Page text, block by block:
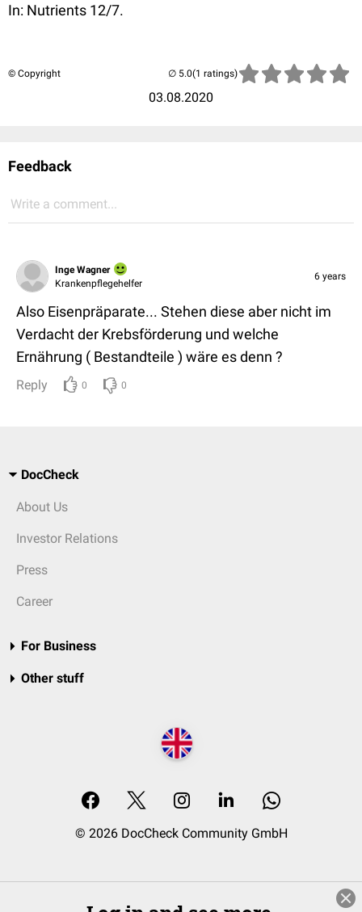
In: Nutrients 12/7.
© Copyright
03.08.2020
(1 ratings)
Feedback
Write a comment...
Inge Wagner
Krankenpflegehelfer
6 years
Also Eisenpräparate... Stehen diese aber nicht im
Verdacht der Krebsförderung und welche
Ernährung ( Bestandteile ) wäre es denn ?
Reply 0 0
DocCheck
About Us
Investor Relations
Press
Career
For Business
Other stuff
© 2026 DocCheck Community GmbH